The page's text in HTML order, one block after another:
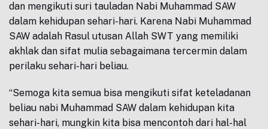
dan mengikuti suri tauladan Nabi Muhammad SAW
dalam kehidupan sehari-hari. Karena Nabi Muhammad
SAW adalah Rasul utusan Allah SWT yang memiliki
akhlak dan sifat mulia sebagaimana tercermin dalam
perilaku sehari-hari beliau.
“Semoga kita semua bisa mengikuti sifat keteladanan
beliau nabi Muhammad SAW dalam kehidupan kita
sehari-hari, mungkin kita bisa mencontoh dari hal-hal